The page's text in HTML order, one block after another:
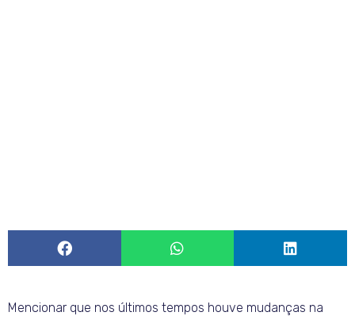
Mencionar que nos últimos tempos houve mudanças na